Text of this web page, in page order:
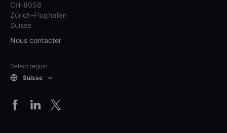
CH-8058
Zürich-Flughafen
Suisse
Nous contacter
Select region
Suisse